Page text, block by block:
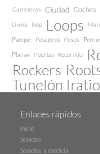
Carreteras Ciudad Coches
Lluvia loop Loops
Parque Pasajeros Pasos
Plazas Puertas Recorrido
Rockers
Tunelón
Enlaces rápidos
Inicio
Sonidos
Sonidos a medida